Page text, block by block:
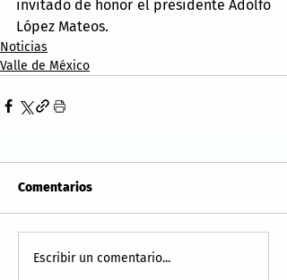
invitado de honor el presidente Adolfo
López Mateos.
Noticias
Valle de México
Comentarios
Escribir un comentario...